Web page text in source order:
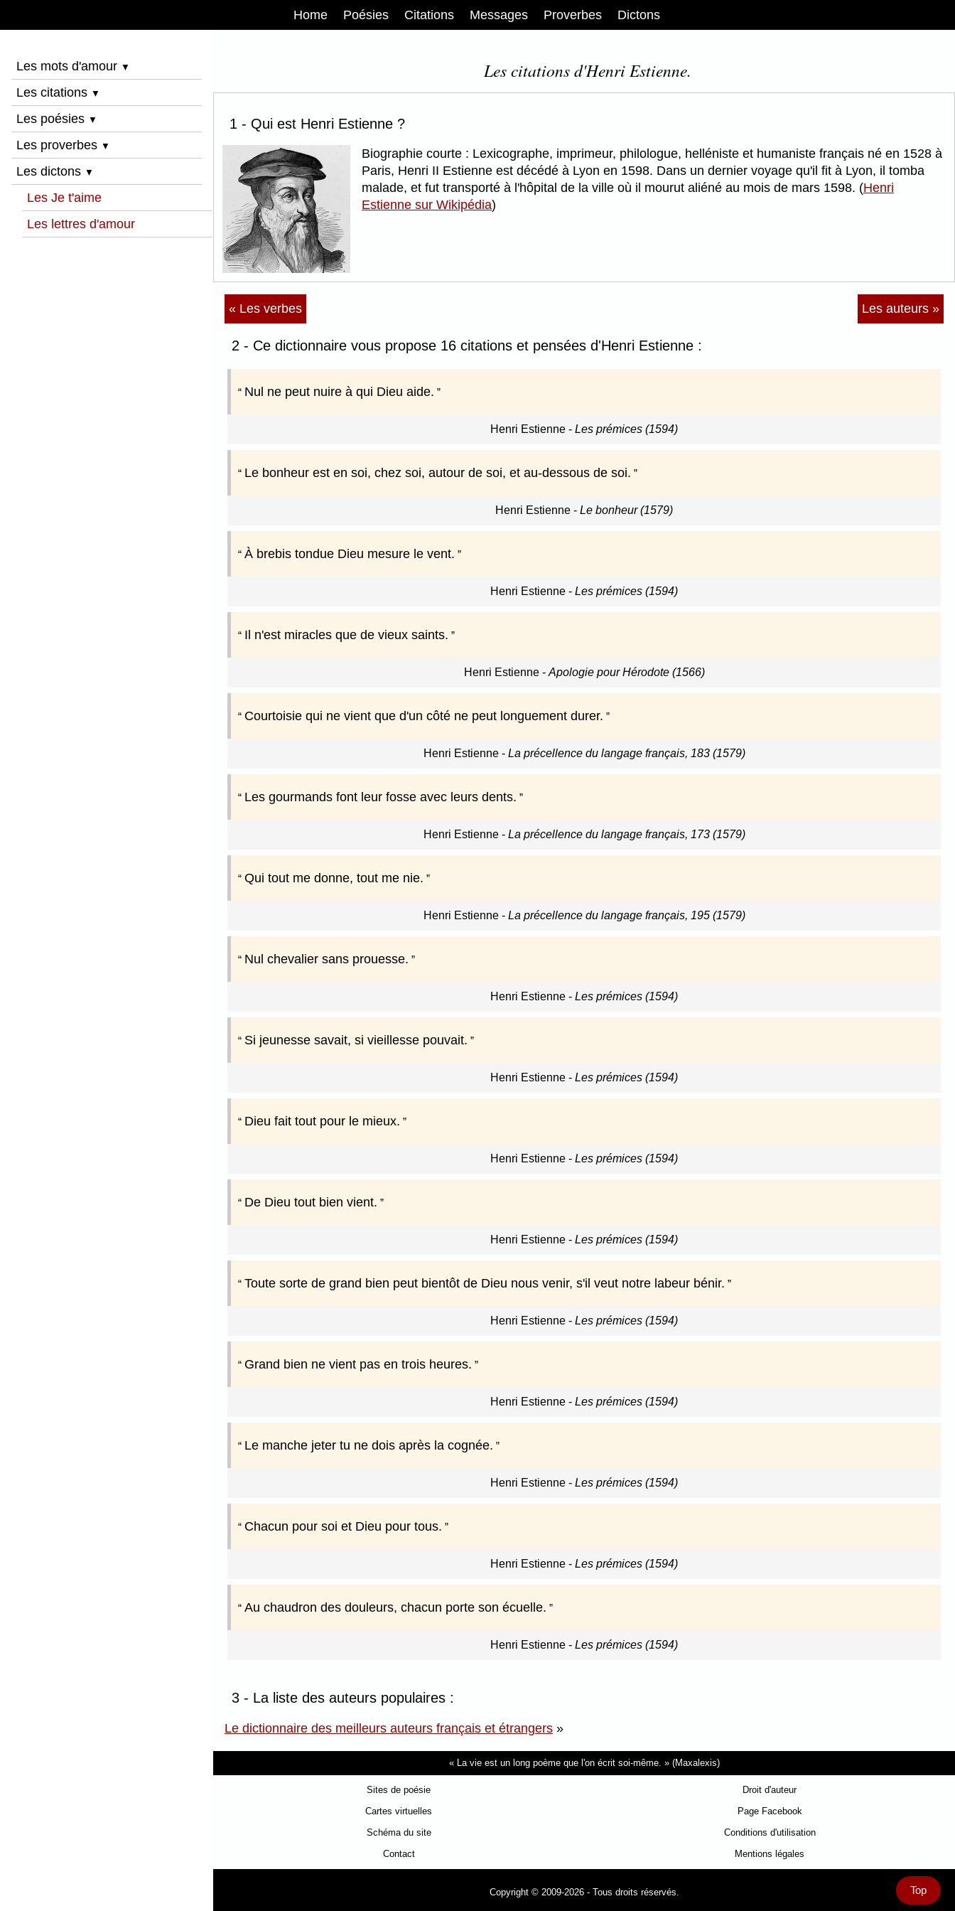
Home Poésies Citations Messages Proverbes Dictons
Les mots d'amour ▼
Les citations ▼
Les poésies ▼
Les proverbes ▼
Les dictons ▼
Les Je t'aime
Les lettres d'amour
Les citations d'Henri Estienne.
1 - Qui est Henri Estienne ?
Biographie courte : Lexicographe, imprimeur, philologue, helléniste et humaniste français né en 1528 à
Paris, Henri II Estienne est décédé à Lyon en 1598. Dans un dernier voyage qu'il fit à Lyon, il tomba
malade, et fut transporté à l'hôpital de la ville où il mourut aliéné au mois de mars 1598. (Henri
Estienne sur Wikipédia)
« Les verbes Les auteurs »
2 - Ce dictionnaire vous propose 16 citations et pensées d'Henri Estienne :
Nul ne peut nuire à qui Dieu aide.
Henri Estienne - Les prémices (1594)
Le bonheur est en soi, chez soi, autour de soi, et au-dessous de soi.
Henri Estienne - Le bonheur (1579)
À brebis tondue Dieu mesure le vent.
Henri Estienne - Les prémices (1594)
Il n'est miracles que de vieux saints.
Henri Estienne- Apologie pour Hérodote (1566)
Courtoisie qui ne vient que d'un côté ne peut longuement durer.
Henri Estienne- La précellence du langage français, 183 (1579)
Les gourmands font leur fosse avec leurs dents.
Henri Estienne- La précellence du langage français, 173 (1579)
Qui tout me donne, tout me nie.
Henri Estienne- La précellence du langage français, 195 (1579)
Nul chevalier sans prouesse.
Henri Estienne - Les prémices (1594)
Si jeunesse savait, si vieillesse pouvait.
Henri Estienne - Les prémices (1594)
Dieu fait tout pour le mieux.
Henri Estienne - Les prémices (1594)
De Dieu tout bien vient.
Henri Estienne - Les prémices (1594)
Toute sorte de grand bien peut bientôt de Dieu nous venir, s'il veut notre labeur bénir.
Henri Estienne - Les prémices (1594)
Grand bien ne vient pas en trois heures.
Henri Estienne - Les prémices (1594)
Le manche jeter tu ne dois après la cognée.
Henri Estienne - Les prémices (1594)
Chacun pour soi et Dieu pour tous.
Henri Estienne - Les prémices (1594)
Au chaudron des douleurs, chacun porte son écuelle.
Henri Estienne - Les prémices (1594)
3 - La liste des auteurs populaires :
Le dictionnaire des meilleurs auteurs français et étrangers »
Top
La vie est un long poème que l'on écrit soi-même. (Maxalexis)
Sites de poésie
Cartes virtuelles
Schéma du site
Contact
Droit d'auteur
Page Facebook
Conditions d'utilisation
Mentions légales
Copyright © 2009-2026 - Tous droits réservés.